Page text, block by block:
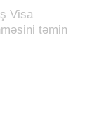
Visa
təmin